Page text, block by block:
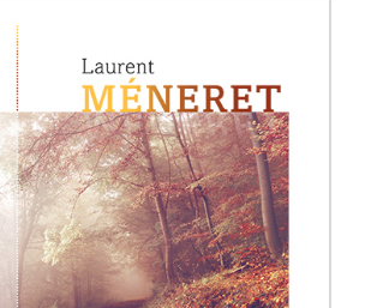
GUITARE
AUTRES
ENSEMBLES
qualité.
5 guitares et plus
Ensemble de
Orchestre de guitares
Concerto pour
Guitare et un autre
Musique de chambre